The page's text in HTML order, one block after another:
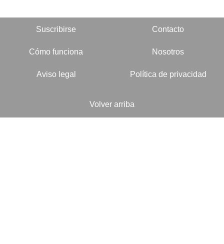
Suscribirse Contacto
Cómo funciona Nosotros
Aviso legal Política de privacidad
Volver arriba